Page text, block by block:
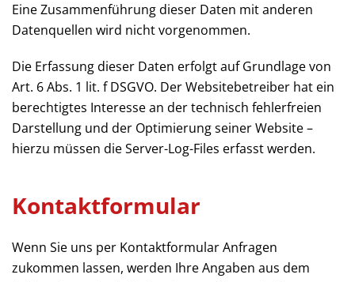
Eine Zusammenführung dieser Daten mit anderen
Datenquellen wird nicht vorgenommen.
Die Erfassung dieser Daten erfolgt auf Grundlage von
Art. 6 Abs. 1 lit. f DSGVO. Der Websitebetreiber hat ein
berechtigtes Interesse an der technisch fehlerfreien
Darstellung und der Optimierung seiner Website –
hierzu müssen die Server-Log-Files erfasst werden.
Kontaktformular
Wenn Sie uns per Kontaktformular Anfragen
zukommen lassen, werden Ihre Angaben aus dem